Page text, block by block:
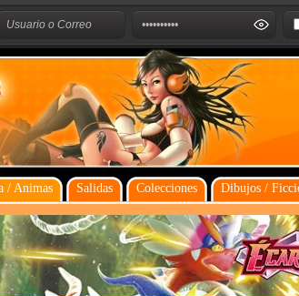
/ Animas Salidas Colecciones Dibujos /